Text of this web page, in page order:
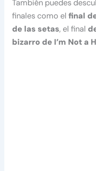
También puedes
finales como elfinal
de las setas, el final
bizarro de I’m Not a